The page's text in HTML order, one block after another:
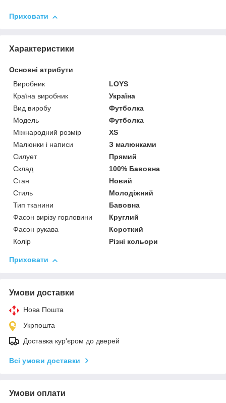
Приховати
Характеристики
Основні атрибути
Виробник
LOYS
Країна виробник
Україна
Вид виробу
Футболка
Модель
Футболка
Міжнародний розмір
XS
Малюнки і написи
З малюнками
Силует
Прямий
Склад
100% Бавовна
Стан
Новий
Стиль
Молодіжний
Тип тканини
Бавовна
Фасон вирізу горловини
Круглий
Фасон рукава
Короткий
Колір
Різні кольори
Приховати
Умови доставки
Нова Пошта
Укрпошта
Доставка кур'єром до дверей
Всі умови доставки
Умови оплати